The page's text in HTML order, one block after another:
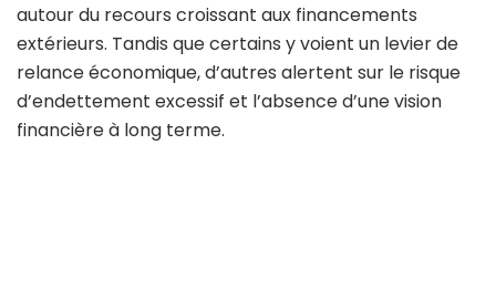
autour du recours croissant aux financements
extérieurs. Tandis que certains y voient un levier de
relance économique, d’autres alertent sur le risque
d’endettement excessif et l’absence d’une vision
financière à long terme.